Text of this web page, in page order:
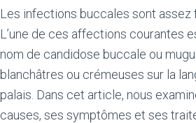
Les infections buccales sont
L’une de ces affections courantes
nom de candidose buccale ou
blanchâtres ou crémeuses sur la
palais. Dans cet article, nous
causes, ses symptômes et ses